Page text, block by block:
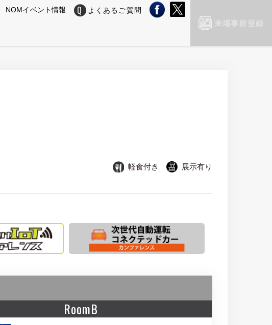
NOMイベント情報 よくあるご質問
軽食付き 展示有り
RoomB